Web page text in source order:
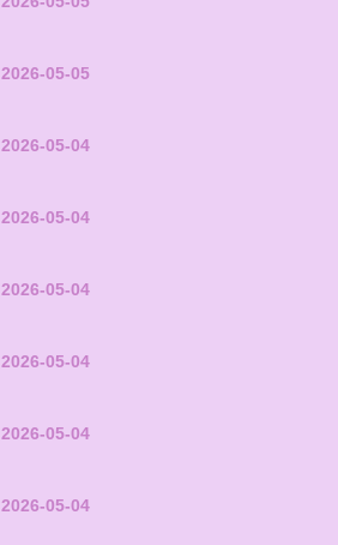
2026-05-05
2026-05-04
2026-05-04
2026-05-04
2026-05-04
2026-05-04
2026-05-04